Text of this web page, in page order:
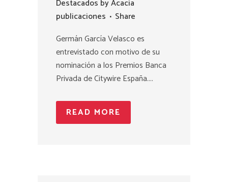
Destacados byAcacia
publicaciones
Share
Germán García Velasco es
entrevistado con motivo de su
nominación a los Premios Banca
Privada de Citywire España....
READ MORE